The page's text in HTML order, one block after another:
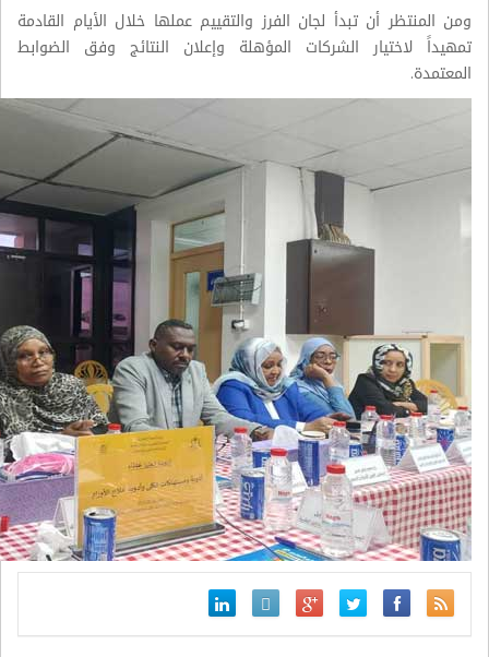
ومن المنتظر أن تبدأ لجان الفرز والتقييم عملها خلال الأيام القادمة
تمهيداً لاختيار الشركات المؤهلة وإعلان النتائج وفق الضوابط
المعتمدة.